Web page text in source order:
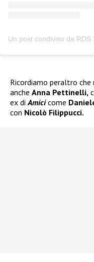
Ricordiamo peraltro che
anche Anna Pettinelli,
ex diAmicicome
con Nicolò Filippucci.